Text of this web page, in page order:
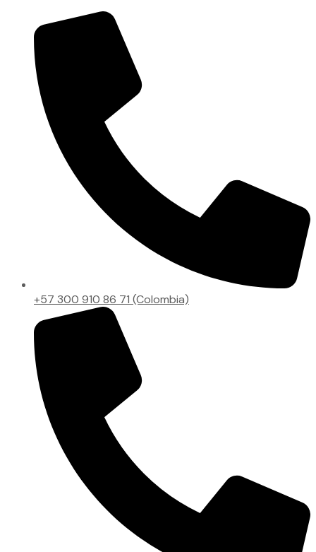
+57 300 910 86 71 (Colombia)